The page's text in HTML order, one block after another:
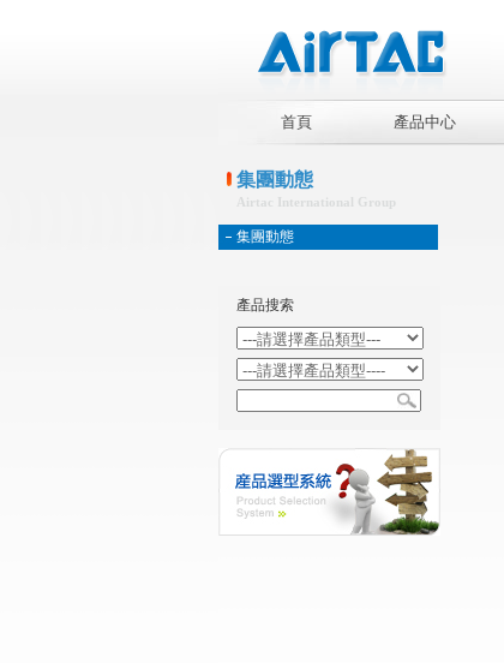
首頁 產品中心
集團動態
Airtac International Group
集團動態
產品搜索